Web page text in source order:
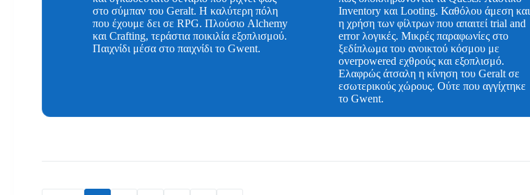
στο σύμπαν του Geralt. H καλύτερη πόλη
που έχουμε δει σε RPG. Πλούσιο Alchemy
και Crafting, τεράστια ποικιλία εξοπλισμού.
Παιχνίδι μέσα στο παιχνίδι το Gwent.
Inventory και Looting. Καθόλου άμεση και
η χρήση των φίλτρων που απαιτεί trial and
error λογικές. Μικρές παραφωνίες στο
ξεδίπλωμα του ανοικτού κόσμου με
overpowered εχθρούς και εξοπλισμό.
Ελαφρώς άτσαλη η κίνηση του Geralt σε
εσωτερικούς χώρους. Ούτε που αγγίχτηκε
το Gwent.